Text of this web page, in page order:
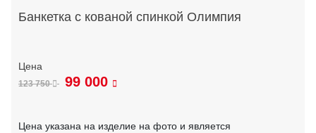
Банкетка с кованой спинкой Олимпия
123 750 99 000
Цена указана на изделие на фото и является